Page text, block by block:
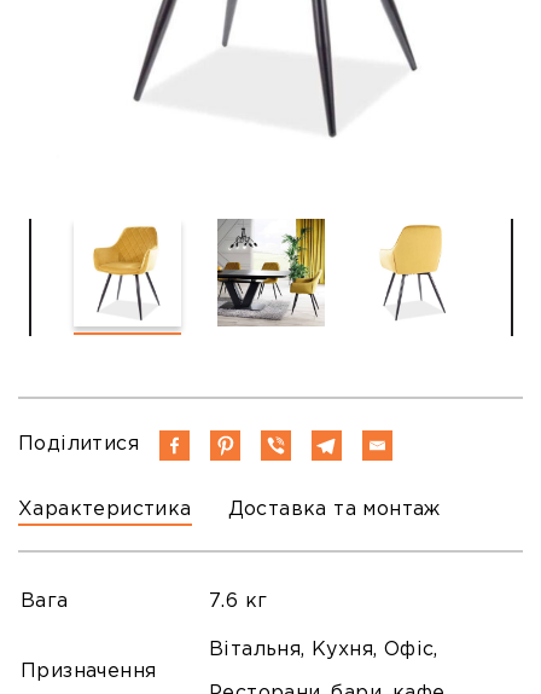
Характеристика Доставка та монтаж
Поділитися
Вага 7.6 кг
Призначення
Вітальня, Кухня, Офіс,